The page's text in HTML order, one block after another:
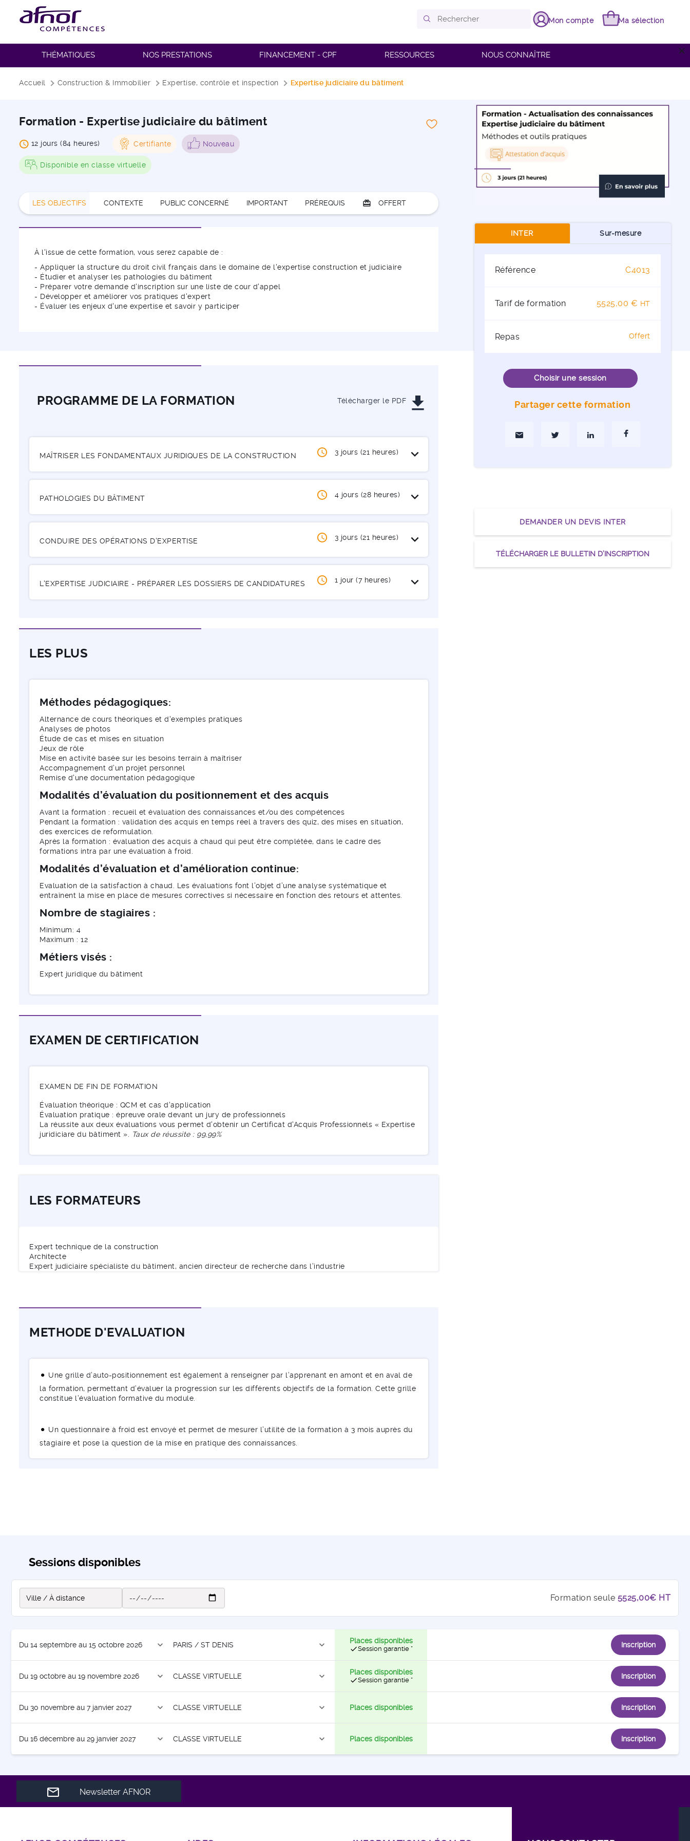
Mon compte Ma sélection
close
THÉMATIQUES NOS PRESTATIONS FINANCEMENT - CPF RESSOURCES NOUS CONNAÎTRE
Fil d'Ariane
Accueil Construction & Immobilier Expertise, contrôle et inspection Expertise judiciaire du bâtiment
Formation - Expertise judiciaire du bâtiment
12 jours (84 heures) Certifiante Nouveau
Disponible en classe virtuelle
LES OBJECTIFS CONTEXTE PUBLIC CONCERNÉ IMPORTANT PRÉREQUIS card_giftcard OFFERT
À l'issue de cette formation, vous serez capable de :
- Appliquer la structure du droit civil français dans le domaine de l'expertise construction et judiciaire
- Étudier et analyser les pathologies du bâtiment
- Préparer votre demande d'inscription sur une liste de cour d'appel
- Développer et améliorer vos pratiques d'expert
- Évaluer les enjeux d'une expertise et savoir y participer
PROGRAMME DE LA FORMATION Télécharger le PDF get_app
MAÎTRISER LES FONDAMENTAUX JURIDIQUES DE LA CONSTRUCTION 3 jours (21 heures) expand_more
PATHOLOGIES DU BÂTIMENT 4 jours (28 heures) expand_more
CONDUIRE DES OPÉRATIONS D'EXPERTISE 3 jours (21 heures) expand_more
Ouvrir / Fermer le module
L'EXPERTISE JUDICIAIRE - PRÉPARER LES DOSSIERS DE CANDIDATURES 1 jour (7 heures) expand_more
LES PLUS
Méthodes pédagogiques:
Alternance de cours théoriques et d'exemples pratiques
Analyses de photos
Étude de cas et mises en situation
Jeux de rôle
Mise en activité basée sur les besoins terrain à maîtriser
Accompagnement d’un projet personnel
Remise d'une documentation pédagogique
Modalités d’évaluation du positionnement et des acquis
Avant la formation : recueil et évaluation des connaissances et/ou des compétences
Pendant la formation : validation des acquis en temps réel à travers des quiz, des mises en situation,
des exercices de reformulation.
Après la formation : évaluation des acquis à chaud qui peut être complétée, dans le cadre des
formations intra par une évaluation à froid.
Modalités d’évaluation et d’amélioration continue:
Evaluation de la satisfaction à chaud. Les évaluations font l’objet d’une analyse systématique et
entraînent la mise en place de mesures correctives si nécessaire en fonction des retours et attentes.
Nombre de stagiaires :
Minimum: 4
Maximum : 12
Métiers visés :
Expert juridique du bâtiment
EXAMEN DE CERTIFICATION
EXAMEN DE FIN DE FORMATION
Évaluation théorique : QCM et cas d'application
Évaluation pratique : épreuve orale devant un jury de professionnels
La réussite aux deux évaluations vous permet d'obtenir un Certificat d'Acquis Professionnels « Expertise
juridiciare du bâtiment ».
Taux de réussite : 99,99%
LES FORMATEURS
Expert technique de la construction
Architecte
Expert judiciaire spécialiste du bâtiment, ancien directeur de recherche dans l’industrie
METHODE D'EVALUATION
Une grille d’auto-positionnement est également à renseigner par l’apprenant en amont et en aval de
la formation, permettant d’évaluer la progression sur les différents objectifs de la formation. Cette grille
constitue l’évaluation formative du module.
Un questionnaire à froid est envoyé et permet de mesurer l’utilité de la formation à 3 mois auprès du
stagiaire et pose la question de la mise en pratique des connaissances.
INTER Sur-mesure
Référence C4013
Tarif de formation 5525,00 € HT
Repas Offert
Choisir une session
Partager cette formation
Partager par MailPartager sur TwitterPartager sur Linkedin
DEMANDER UN DEVIS INTER
TÉLÉCHARGER LE BULLETIN D’INSCRIPTION
Sessions disponibles
Formation seule 5525,00€ HT
Du 14 septembre au 15 octobre 2026 expand_more PARIS / ST DENIS expand_more
Places disponibles
checkSession garantie * Inscription
Du 19 octobre au 19 novembre 2026 expand_more CLASSE VIRTUELLE expand_more
Places disponibles
checkSession garantie * Inscription
Du 30 novembre au 7 janvier 2027 expand_more CLASSE VIRTUELLE expand_more Places disponibles Inscription
Du 16 décembre au 29 janvier 2027 expand_more CLASSE VIRTUELLE expand_more Places disponibles Inscription
Newsletter AFNOR